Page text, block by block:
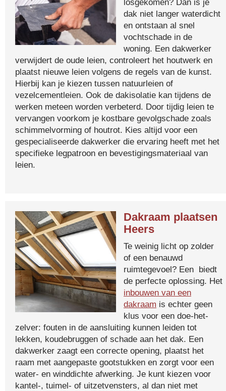
losgekomen? Dan is je
dak niet langer waterdicht
en ontstaan al snel
vochtschade in de
woning. Een dakwerker
verwijdert de oude leien, controleert het houtwerk en
plaatst nieuwe leien volgens de regels van de kunst.
Hierbij kan je kiezen tussen natuurleien of
vezelcementleien. Ook de dakisolatie kan tijdens de
werken meteen worden verbeterd. Door tijdig leien te
vervangen voorkom je kostbare gevolgschade zoals
schimmelvorming of houtrot. Kies altijd voor een
gespecialiseerde dakwerker die ervaring heeft met het
specifieke legpatroon en bevestigingsmateriaal van
leien.
Dakraam plaatsen
Heers
Te weinig licht op zolder
of een benauwd
ruimtegevoel? Een biedt
de perfecte oplossing. Het
inbouwen van een
dakraam is echter geen
klus voor een doe-het-
zelver: fouten in de aansluiting kunnen leiden tot
lekken, koudebruggen of schade aan het dak. Een
dakwerker zaagt een correcte opening, plaatst het
raam met aangepaste gootstukken en zorgt voor een
water- en winddichte afwerking. Je kunt kiezen voor
kantel-, tuimel- of uitzetvensters, al dan niet met